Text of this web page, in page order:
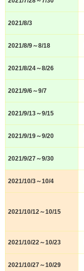
2021/8/3
2021/8/9～8/18
2021/8/24～8/26
2021/9/6～9/7
2021/9/13～9/15
2021/9/19～9/20
2021/9/27～9/30
2021/10/3～10/4
2021/10/12～10/15
2021/10/22～10/23
2021/10/27～10/29